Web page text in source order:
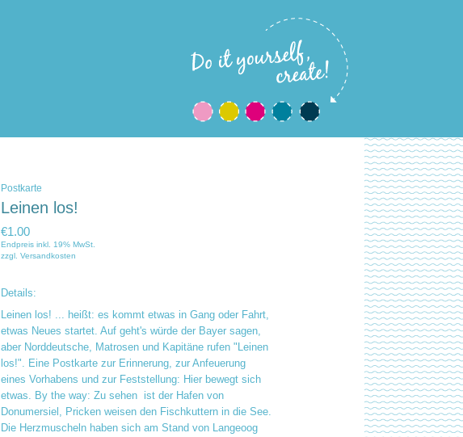
Postkarte
Leinen los!
€1.00
Endpreis inkl. 19% MwSt.
zzgl. Versandkosten
Details:
Leinen los! ... heißt: es kommt etwas in Gang oder Fahrt,
etwas Neues startet. Auf geht's würde der Bayer sagen,
aber Norddeutsche, Matrosen und Kapitäne rufen "Leinen
los!". Eine Postkarte zur Erinnerung, zur Anfeuerung
eines Vorhabens und zur Feststellung: Hier bewegt sich
etwas. By the way: Zu sehen ist der Hafen von
Donumersiel, Pricken weisen den Fischkuttern in die See.
Die Herzmuscheln haben sich am Stand von Langeoog